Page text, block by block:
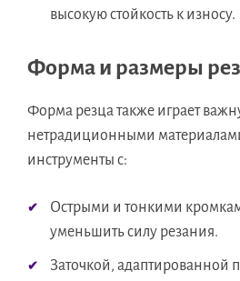
высокую стойкость к износу.
Форма и размеры
Форма резца также играет
нетрадиционными
инструменты с:
Острыми и тонкими
уменьшить силу резания.
Заточкой, адаптированной